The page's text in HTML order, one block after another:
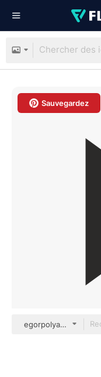
Sauvegardez
egorpolyakov Others